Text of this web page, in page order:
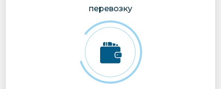
перевозку